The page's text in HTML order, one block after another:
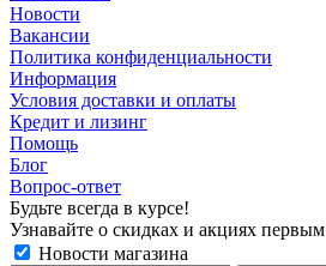
Новости
Вакансии
Политика конфиденциальности
Информация
Условия доставки и оплаты
Кредит и лизинг
Помощь
Блог
Вопрос-ответ
Будьте всегда в курсе!
Узнавайте о скидках и акциях первым
Новости магазина